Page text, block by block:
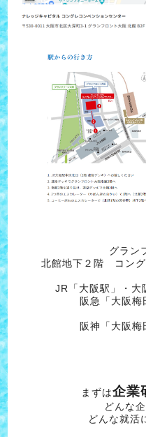
グラン
北館地下２階 コング
JR「大阪駅」・大
阪急「大阪
阪神「大阪
まずは企業
どんな
どんな就活